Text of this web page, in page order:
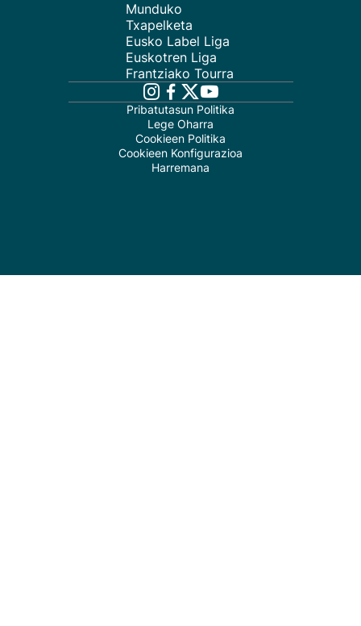
Munduko
Txapelketa
Eusko Label Liga
Euskotren Liga
Frantziako Tourra
Pribatutasun Politika
Lege Oharra
Cookieen Politika
Cookieen Konfigurazioa
Harremana